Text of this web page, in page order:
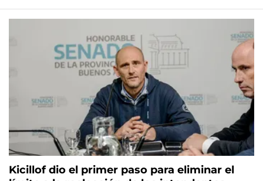
Kicillof dio el primer paso para eliminar el